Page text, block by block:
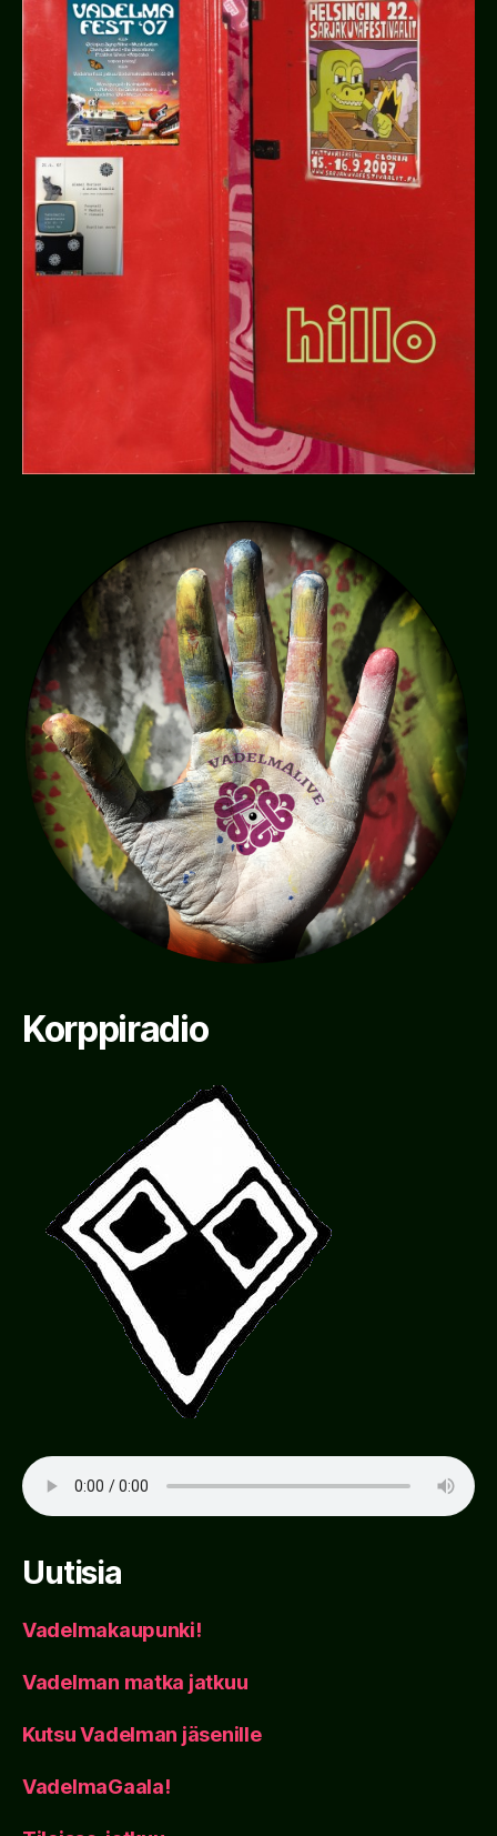
Korppiradio
Uutisia
Vadelmakaupunki!
Vadelman matka jatkuu
Kutsu Vadelman jäsenille
VadelmaGaala!